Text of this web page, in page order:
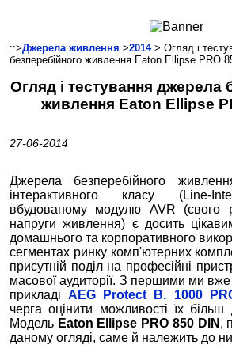
Смартфони
Комунікації
Периферія
Автоелектроніка
Програмне
::>Джерела живлення >2014> Огляд і
безперебійного живлення Eaton Ellipse PRO
Огляд і тестування джерела
живлення Eaton Ellipse
27-06-2014
Джерела безперебійного
інтерактивного класу (Line-
вбудованому модулю AVR (свого
напруги живлення) є досить
домашнього та корпоративного
сегментах ринку комп'ютерних
присутній поділ на професійні
масової аудиторії. З першими ми
прикладіAEG Protect B. 1000
черга оцінити можливості їх
Модель Eaton Ellipse PRO 850 DIN ,
даному огляді, саме й належить до